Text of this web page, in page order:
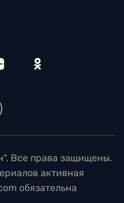
Все права защищены.
активная
обязательна